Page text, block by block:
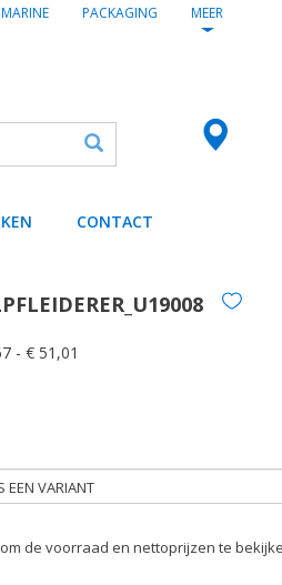
PACKAGING MEER
CONTACT
- € 51,01
de voorraad en nettoprijzen te